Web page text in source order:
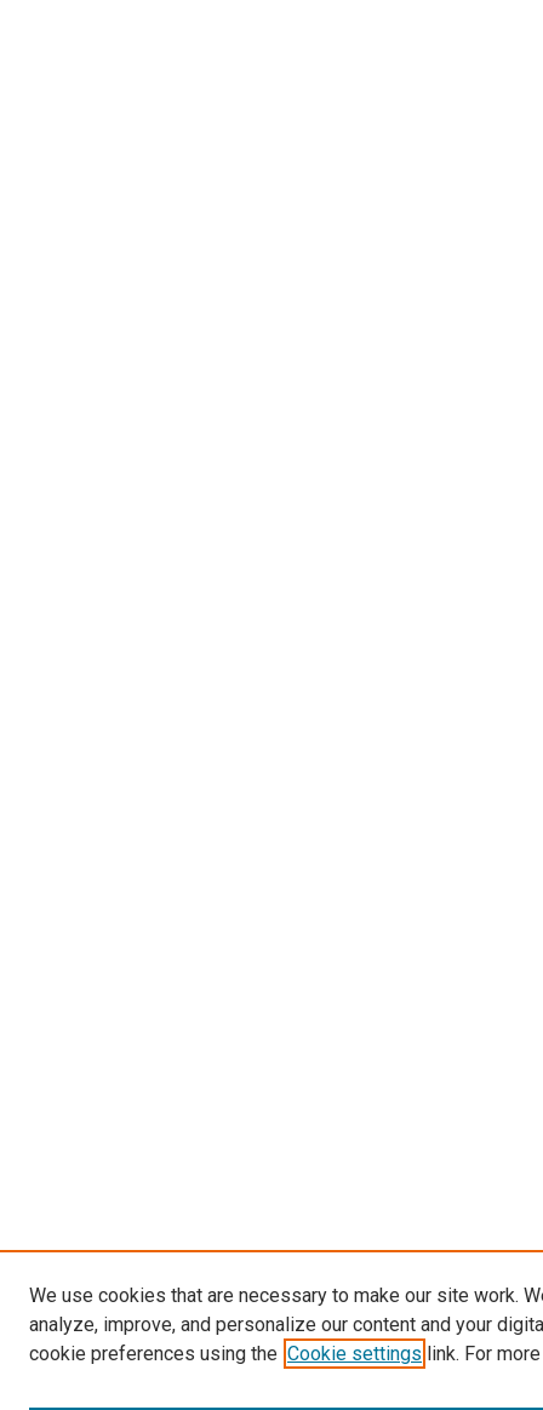
We use cookies that are necessary to make our site work.
analyze, improve, and personalize our content and your
cookie preferences using the Cookie settings link. For